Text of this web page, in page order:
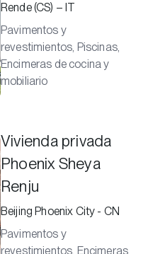
Rende (CS) – IT
Pavimentos y
revestimientos, Piscinas,
Encimeras de cocina y
mobiliario
Vivienda privada
Phoenix Sheya
Renju
Beijing Phoenix City - CN
Pavimentos y
revestimientos, Encimeras